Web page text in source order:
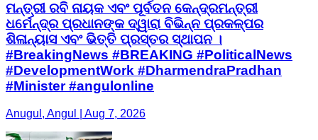
ମନ୍ତ୍ରୀ ରବି ନାୟକ ଏବଂ ପୂର୍ବତନ କେନ୍ଦ୍ରମନ୍ତ୍ରୀ
ଧର୍ମେନ୍ଦ୍ର ପ୍ରଧାନଙ୍କ ଦ୍ୱାରା ବିଭିନ୍ନ ପ୍ରକଳ୍ପର
ଶିଳାନ୍ୟାସ ଏବଂ ଭିତ୍ତି ପ୍ରସ୍ତର ସ୍ଥାପନ ।
#BreakingNews #BREAKING #PoliticalNews
#DevelopmentWork #DharmendraPradhan
#Minister #angulonline
Anugul, Angul | Aug 7, 2026